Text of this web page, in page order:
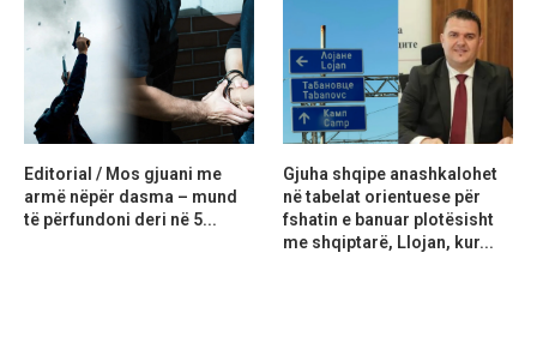
Editorial / Mos gjuani me
armë nëpër dasma – mund
të përfundoni deri në 5...
Gjuha shqipe anashkalohet
në tabelat orientuese për
fshatin e banuar plotësisht
me shqiptarë, Llojan, kur...